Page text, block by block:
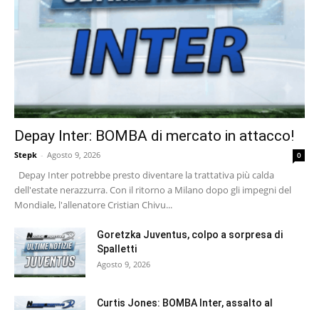
Depay Inter: BOMBA di mercato in attacco!
Stepk - Agosto 9, 2026 0
Depay Inter potrebbe presto diventare la trattativa più calda
dell'estate nerazzurra. Con il ritorno a Milano dopo gli impegni del
Mondiale, l'allenatore Cristian Chivu...
Goretzka Juventus, colpo a sorpresa di
Spalletti
Agosto 9, 2026
Curtis Jones: BOMBA Inter, assalto al